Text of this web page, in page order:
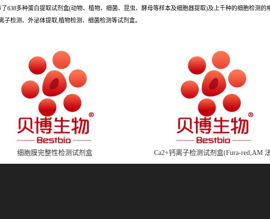
638多种蛋白提取试剂盒(动物、植物、细菌、昆虫、酵母等样本及细胞器提取)及上千种的细胞检测
检测、外泌体提取,植物检测、细菌检测等试剂盒。
细胞膜完整性检测试剂盒 Ca2+钙离子检测试剂盒(Fura-red,AM